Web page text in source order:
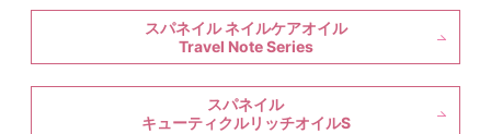
スパネイル ネイルケアオイル
Travel Note Series
スパネイル
キューティクルリッチオイルS